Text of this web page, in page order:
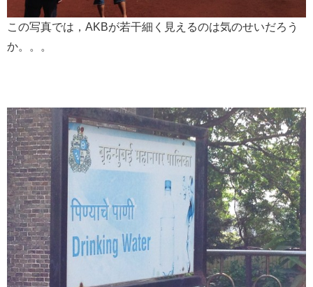
この写真では，AKBが若干細く見えるのは気のせいだろう
か。。。